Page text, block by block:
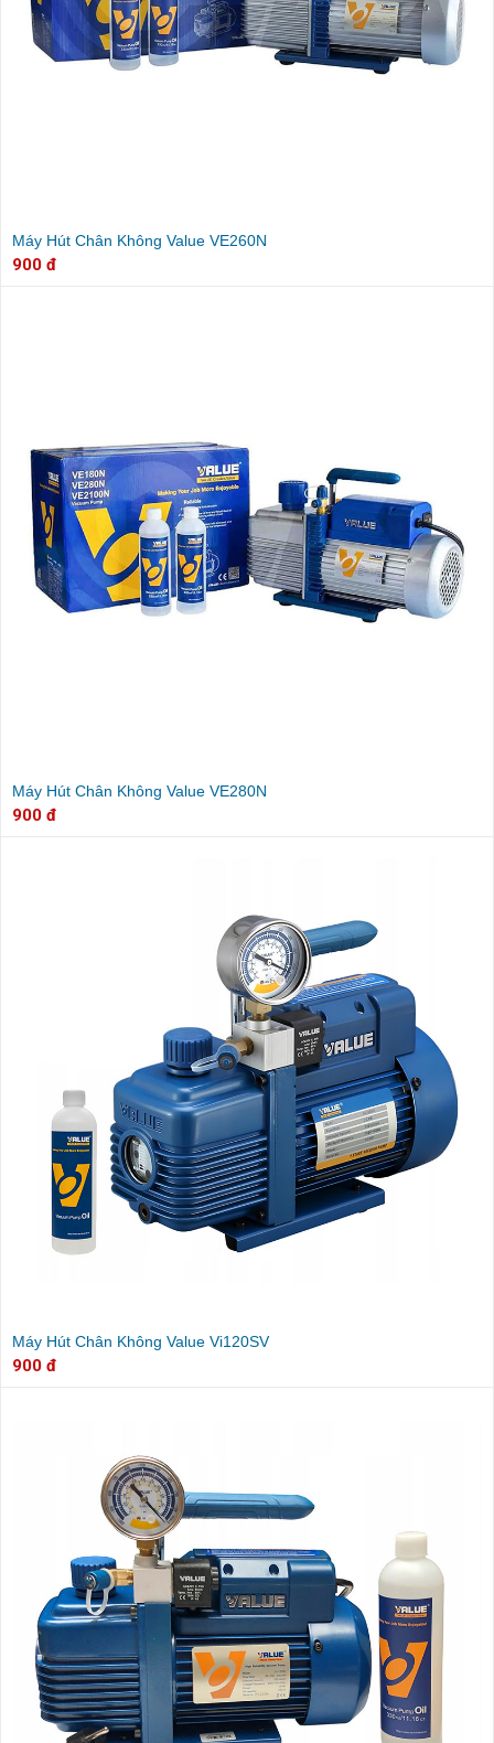
Máy Hút Chân Không Value VE260N
900 đ
Máy Hút Chân Không Value VE280N
900 đ
Máy Hút Chân Không Value Vi120SV
900 đ